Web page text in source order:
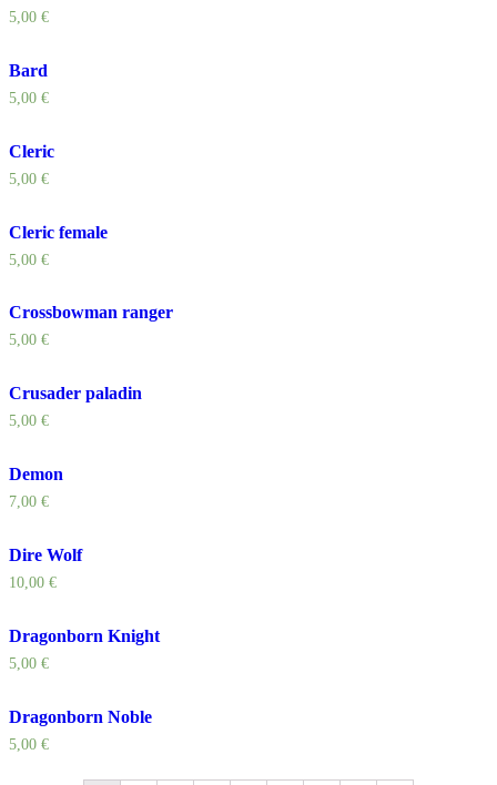
5,00 €
Bard
5,00 €
Cleric
5,00 €
Cleric female
5,00 €
Crossbowman ranger
5,00 €
Crusader paladin
5,00 €
Demon
7,00 €
Dire Wolf
10,00 €
Dragonborn Knight
5,00 €
Dragonborn Noble
5,00 €